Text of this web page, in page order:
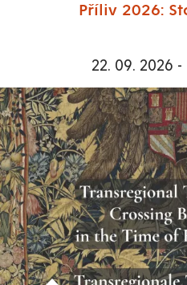
Příliv 2026:
22. 09. 2026